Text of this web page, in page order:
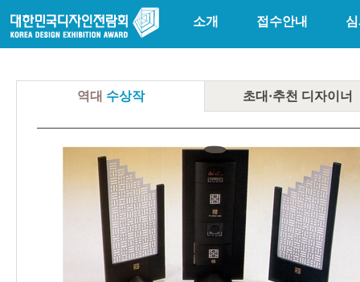
소개 접수안내
역대 수상작 초대·추천 디자이너